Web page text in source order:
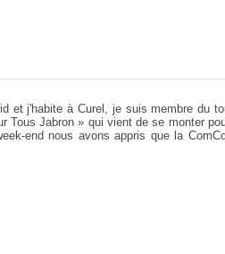
et j'habite à Curel, je suis membre du
Tous Jabron » qui vient de se monter
end nous avons appris que la